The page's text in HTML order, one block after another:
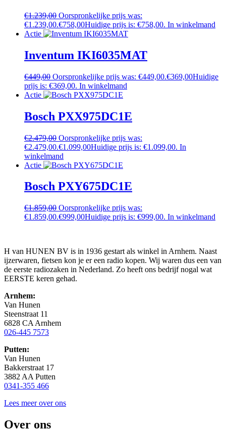
€1.239,00 Oorspronkelijke prijs was:
€1.239,00.€758,00Huidige prijs is: €758,00. In winkelmand
Actie
Inventum IKI6035MAT
€449,00 Oorspronkelijke prijs was: €449,00.€369,00Huidige
prijs is: €369,00. In winkelmand
Actie
Bosch PXX975DC1E
€2.479,00 Oorspronkelijke prijs was:
€2.479,00.€1.099,00Huidige prijs is: €1.099,00. In
winkelmand
Actie
Bosch PXY675DC1E
€1.859,00 Oorspronkelijke prijs was:
€1.859,00.€999,00Huidige prijs is: €999,00. In winkelmand
H van HUNEN BV is in 1936 gestart als winkel in Arnhem. Naast
ijzerwaren, fietsen kon je er een radio kopen. Wij waren dus een van
de eerste radiozaken in Nederland. Zo heeft ons bedrijf nogal wat
EERSTE keren gehad.
Arnhem:
Van Hunen
Steenstraat 11
6828 CA Arnhem
026-445 7573
Putten:
Van Hunen
Bakkerstraat 17
3882 AA Putten
0341-355 466
Lees meer over ons
Over ons